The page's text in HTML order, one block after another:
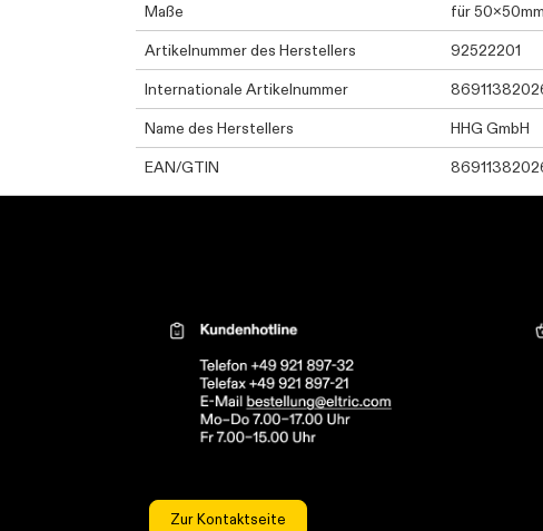
Maße
für 50x50mm
Artikelnummer des Herstellers
92522201
Internationale Artikelnummer
Name des Herstellers
HHG GmbH
EAN/GTIN
Zur Kontaktseite